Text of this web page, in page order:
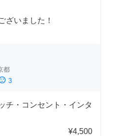
ざいました！
都
3
チ・コンセント・インタ
¥4,500